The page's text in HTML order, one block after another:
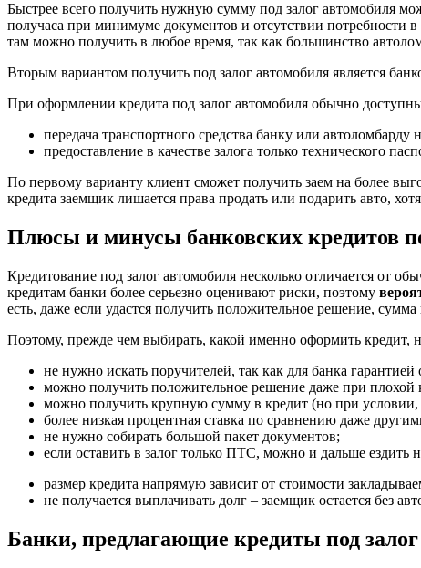
Быстрее всего получить нужную сумму под залог автомобиля
получаса при минимуме документов и отсутствии потребности
там можно получить в любое время, так как большинство
Вторым вариантом получить под залог автомобиля является
При оформлении кредита под залог автомобиля обычно
передача транспортного средства банку или автоломбарду
предоставление в качестве залога только технического
По первому варианту клиент сможет получить заем на более
кредита заемщик лишается права продать или подарить авто,
Плюсы и минусы банковских кредитов
Кредитование под залог автомобиля несколько отличается от
кредитам банки более серьезно оценивают риски, поэтому
есть, даже если удастся получить положительное решение,
Поэтому, прежде чем выбирать, какой именно оформить
не нужно искать поручителей, так как для банка
можно получить положительное решение даже при плохой
можно получить крупную сумму в кредит (но при условии,
более низкая процентная ставка по сравнению даже
не нужно собирать большой пакет документов;
если оставить в залог только ПТС, можно и дальше ездить
размер кредита напрямую зависит от стоимости
не получается выплачивать долг – заемщик остается без
Банки, предлагающие кредиты под